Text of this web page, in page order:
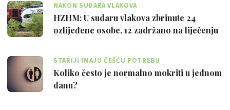
NAKON SUDARA VLAKOVA
HZHM: U sudaru vlakova zbrinute 24
ozlijeđene osobe, 12 zadržano na liječenju
STARIJI IMAJU ČEŠĆU POTREBU
Koliko često je normalno mokriti u jednom
danu?